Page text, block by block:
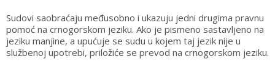
Sudovi saobraćaju međusobno i ukazuju jedni drugima pravnu
pomoć na crnogorskom jeziku. Ako je pismeno sastavljeno na
jeziku manjine, a upućuje se sudu u kojem taj jezik nije u
službenoj upotrebi, priložiće se prevod na crnogorskom jeziku.